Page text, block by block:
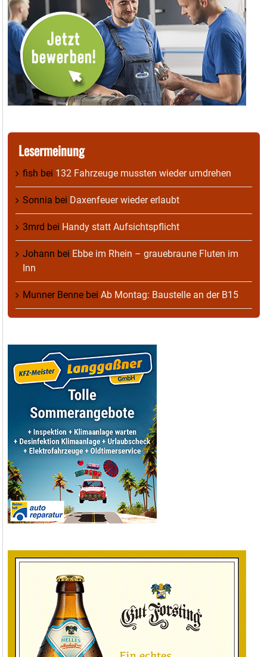
Lesermeinung
fish bei 132 Fahrzeuge mussten wieder umdrehen
Sonnia bei Daxenfeuer wieder erlaubt
3mrd bei Handy statt Aufsichtspflicht
Johann bei Ebbe im Rhein – grauebraune Fluten im
Inn
Munner Benne bei Ab Montag: Baustelle an der B15